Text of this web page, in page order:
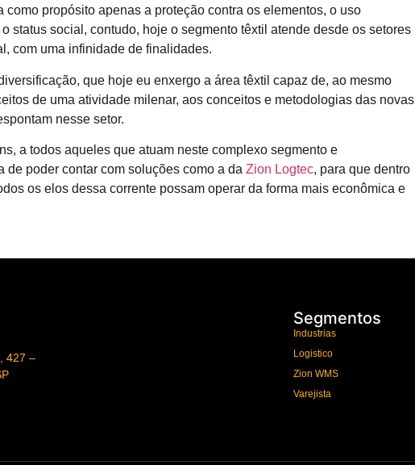
como propósito apenas a proteção contra os elementos, o uso
status social, contudo, hoje o segmento têxtil atende desde os setores
com uma infinidade de finalidades.
que hoje eu enxergo a área têxtil capaz de, ao mesmo
de uma atividade milenar, aos conceitos e metodologias das novas
nesse setor.
a todos aqueles que atuam neste complexo segmento e
de poder contar com soluções como a da Zion Logtec, para que dentro
os elos dessa corrente possam operar da forma mais econômica e
427 –
Segmentos
Industrias
Logistico
Zion WMS
Varejista